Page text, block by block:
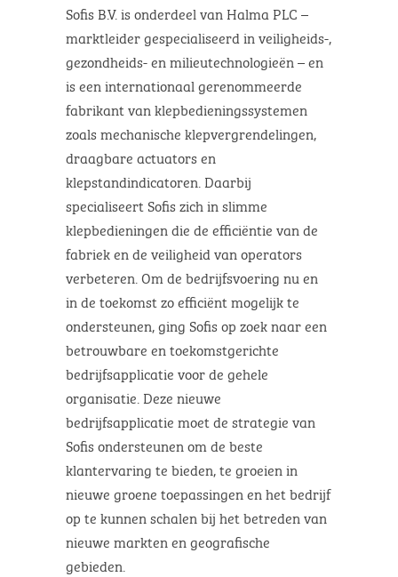
Sofis B.V. is onderdeel van Halma PLC –
marktleider gespecialiseerd in veiligheids-,
gezondheids- en milieutechnologieën – en
is een internationaal gerenommeerde
fabrikant van klepbedieningssystemen
zoals mechanische klepvergrendelingen,
draagbare actuators en
klepstandindicatoren. Daarbij
specialiseert Sofis zich in slimme
klepbedieningen die de efficiëntie van de
fabriek en de veiligheid van operators
verbeteren. Om de bedrijfsvoering nu en
in de toekomst zo efficiënt mogelijk te
ondersteunen, ging Sofis op zoek naar een
betrouwbare en toekomstgerichte
bedrijfsapplicatie voor de gehele
organisatie. Deze nieuwe
bedrijfsapplicatie moet de strategie van
Sofis ondersteunen om de beste
klantervaring te bieden, te groeien in
nieuwe groene toepassingen en het bedrijf
op te kunnen schalen bij het betreden van
nieuwe markten en geografische
gebieden.